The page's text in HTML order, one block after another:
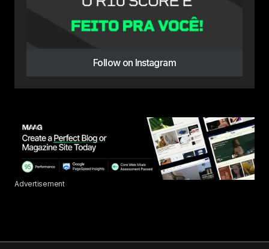
Follow on Instagram
Advertisement